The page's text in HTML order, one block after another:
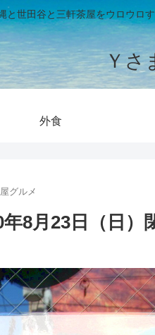
と世田谷と三軒茶屋をウロウロ
Ｙさ
外食
グルメ
8月23日（日）